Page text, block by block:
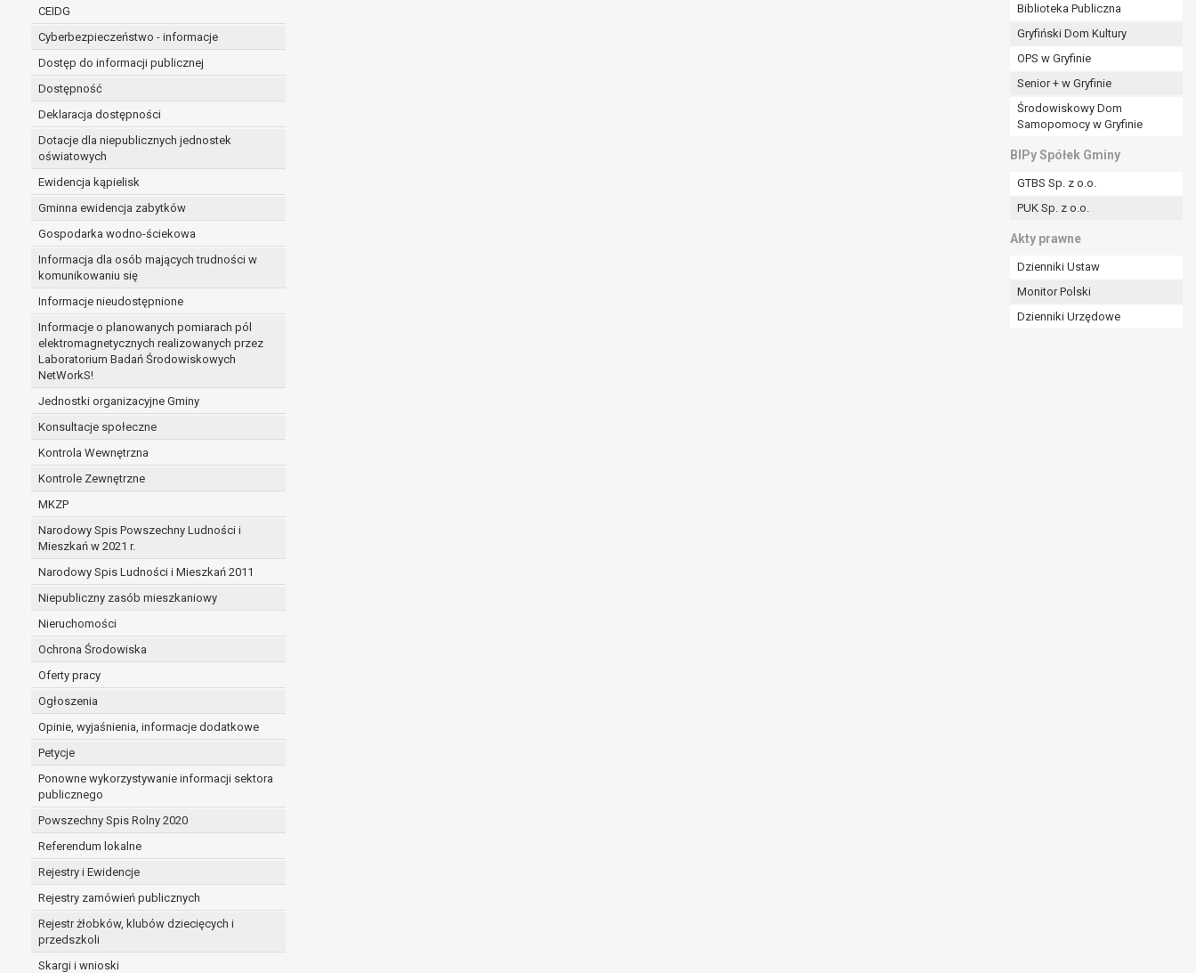
CEIDG
Cyberbezpieczeństwo - informacje
Dostęp do informacji publicznej
Dostępność
Deklaracja dostępności
Dotacje dla niepublicznych jednostek
oświatowych
Ewidencja kąpielisk
Gminna ewidencja zabytków
Gospodarka wodno-ściekowa
Informacja dla osób mających trudności w
komunikowaniu się
Informacje nieudostępnione
Informacje o planowanych pomiarach pól
elektromagnetycznych realizowanych przez
Laboratorium Badań Środowiskowych
NetWorkS!
Jednostki organizacyjne Gminy
Konsultacje społeczne
Kontrola Wewnętrzna
Kontrole Zewnętrzne
MKZP
Narodowy Spis Powszechny Ludności i
Mieszkań w 2021 r.
Narodowy Spis Ludności i Mieszkań 2011
Niepubliczny zasób mieszkaniowy
Nieruchomości
Ochrona Środowiska
Oferty pracy
Ogłoszenia
Opinie, wyjaśnienia, informacje dodatkowe
Petycje
Ponowne wykorzystywanie informacji sektora
publicznego
Powszechny Spis Rolny 2020
Referendum lokalne
Rejestry i Ewidencje
Rejestry zamówień publicznych
Rejestr żłobków, klubów dziecięcych i
przedszkoli
Skargi i wnioski
Biblioteka Publiczna
Gryfiński Dom Kultury
OPS w Gryfinie
Senior + w Gryfinie
Środowiskowy Dom
Samopomocy w Gryfinie
BIPy Spółek Gminy
GTBS Sp. z o.o.
PUK Sp. z o.o.
Akty prawne
Dzienniki Ustaw
Monitor Polski
Dzienniki Urzędowe
administratorowi bądź
niezbędność przetwarzania do celów wynikających z prawnie uzasadnionych interesów realizowanych przez administratora lub przez stronę trzecią.
Z przyczyn związanych z Pani/Pana szczególną sytuacją. W razie wniesienia sprzeciwu, administrator nie może już przetwarzać tych danych osobowych, chyba że wykaże
on istnienie ważnych prawnie uzasadnionych podstaw do przetwarzania, nadrzędnych wobec interesów, praw i wolności osoby, której dane dotyczą, lub podstaw do
ustalenia, dochodzenia lub obrony roszczeń.
W przypadku gdy przetwarzanie danych osobowych odbywa się na podstawie zgody osoby na przetwarzanie danych osobowych (art. 6 ust. 1 lit a RODO), przysługuje Pani/Panu
prawo do cofnięcia tej zgody w dowolnym momencie. Cofnięcie to nie ma wpływu na zgodność przetwarzania, którego dokonano na podstawie zgody przed jej cofnięciem.
Przysługuje Pani/Panu prawo wniesienia skargi do organu nadzorczego na niezgodne z prawem przetwarzanie Pani/Pana danych osobowych przez administratora.
Organem właściwym do wniesienia skargi jest Prezes Urzędu Ochrony Danych Osobowych.
W zależności od sfery, w której przetwarzane są dane osobowe, podanie danych osobowych jest dobrowolne albo jest wymogiem ustawowym lub umownym.
Pani/Pana dane nie będą poddawane zautomatyzowanemu podejmowaniu decyzji, w tym również profilowaniu.